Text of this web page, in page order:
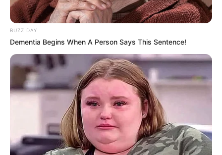
BUZZ DAY
Dementia Begins When A Person Says This Sentence!